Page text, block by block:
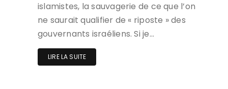
islamistes, la sauvagerie de ce que l’on
ne saurait qualifier de « riposte » des
gouvernants israéliens. Si je…
LIRE LA SUITE